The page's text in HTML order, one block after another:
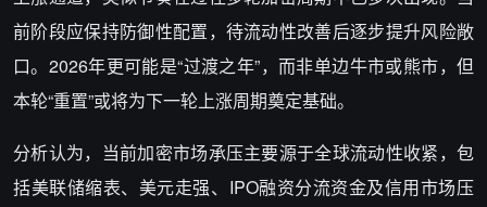
前阶段应保持防御性配置，待流动性改善后逐步提升风险敞
口。2026年更可能是“过渡之年”，而非单边牛市或熊市，但
本轮“重置”或将为下一轮上涨周期奠定基础。
分析认为，当前加密市场承压主要源于全球流动性收紧，包
括美联储缩表、美元走强、IPO融资分流资金及信用市场压